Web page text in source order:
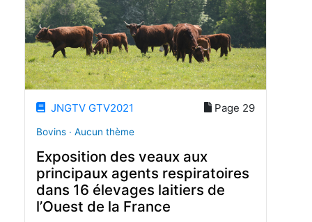
JNGTV GTV2021 Page 29
Bovins · Aucun thème
Exposition des veaux aux
principaux agents respiratoires
dans 16 élevages laitiers de
l’Ouest de la France